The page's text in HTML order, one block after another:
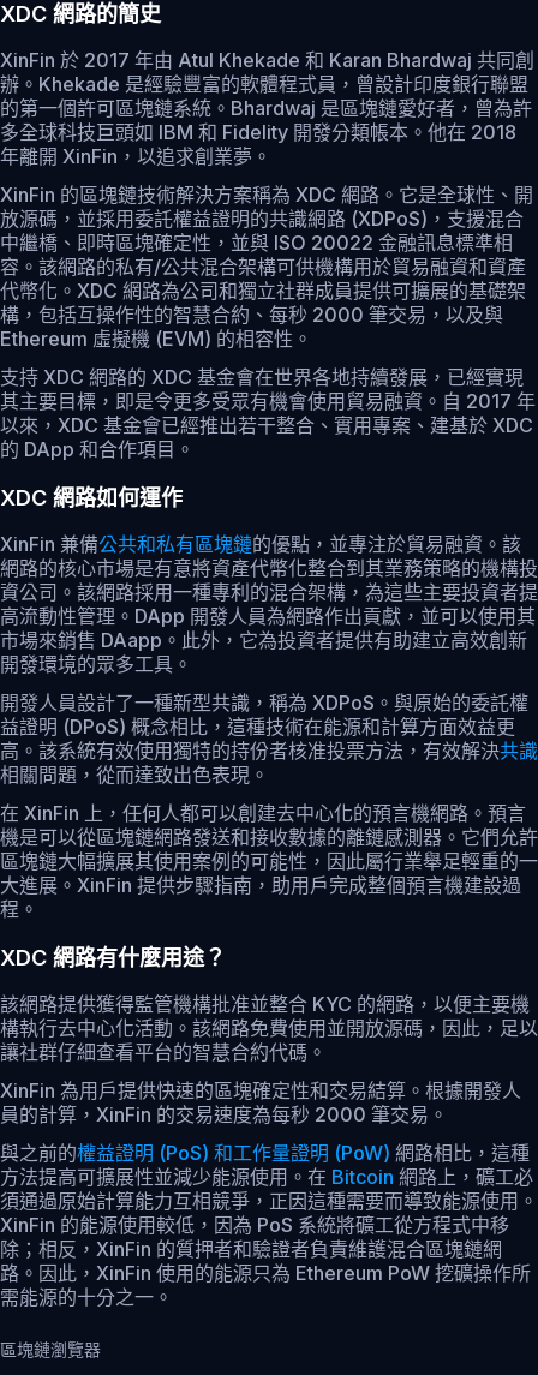
XDC 網路的簡史
XinFin 於 2017 年由 Atul Khekade 和 Karan Bhardwaj 共同創
辦。Khekade 是經驗豐富的軟體程式員，曾設計印度銀行聯盟
的第一個許可區塊鏈系統。Bhardwaj 是區塊鏈愛好者，曾為許
多全球科技巨頭如 IBM 和 Fidelity 開發分類帳本。他在 2018
年離開 XinFin，以追求創業夢。
XinFin 的區塊鏈技術解決方案稱為 XDC 網路。它是全球性、開
放源碼，並採用委託權益證明的共識網路 (XDPoS)，支援混合
中繼橋、即時區塊確定性，並與 ISO 20022 金融訊息標準相
容。該網路的私有/公共混合架構可供機構用於貿易融資和資產
代幣化。XDC 網路為公司和獨立社群成員提供可擴展的基礎架
構，包括互操作性的智慧合約、每秒 2000 筆交易，以及與
Ethereum 虛擬機 (EVM) 的相容性。
支持 XDC 網路的 XDC 基金會在世界各地持續發展，已經實現
其主要目標，即是令更多受眾有機會使用貿易融資。自 2017 年
以來，XDC 基金會已經推出若干整合、實用專案、建基於 XDC
的 DApp 和合作項目。
XDC 網路如何運作
XinFin 兼備公共和私有區塊鏈的優點，並專注於貿易融資。該
網路的核心市場是有意將資產代幣化整合到其業務策略的機構投
資公司。該網路採用一種專利的混合架構，為這些主要投資者提
高流動性管理。DApp 開發人員為網路作出貢獻，並可以使用其
市場來銷售 DAapp。此外，它為投資者提供有助建立高效創新
開發環境的眾多工具。
開發人員設計了一種新型共識，稱為 XDPoS。與原始的委託權
益證明 (DPoS) 概念相比，這種技術在能源和計算方面效益更
高。該系統有效使用獨特的持份者核准投票方法，有效解決共識
相關問題，從而達致出色表現。
在 XinFin 上，任何人都可以創建去中心化的預言機網路。預言
機是可以從區塊鏈網路發送和接收數據的離鏈感測器。它們允許
區塊鏈大幅擴展其使用案例的可能性，因此屬行業舉足輕重的一
大進展。XinFin 提供步驟指南，助用戶完成整個預言機建設過
程。
XDC 網路有什麼用途？
該網路提供獲得監管機構批准並整合 KYC 的網路，以便主要機
構執行去中心化活動。該網路免費使用並開放源碼，因此，足以
讓社群仔細查看平台的智慧合約代碼。
XinFin 為用戶提供快速的區塊確定性和交易結算。根據開發人
員的計算，XinFin 的交易速度為每秒 2000 筆交易。
與之前的權益證明 (PoS) 和工作量證明 (PoW) 網路相比，這種
方法提高可擴展性並減少能源使用。在 Bitcoin 網路上，礦工必
須通過原始計算能力互相競爭，正因這種需要而導致能源使用。
XinFin 的能源使用較低，因為 PoS 系統將礦工從方程式中移
除；相反，XinFin 的質押者和驗證者負責維護混合區塊鏈網
路。因此，XinFin 使用的能源只為 Ethereum PoW 挖礦操作所
需能源的十分之一。
區塊鏈瀏覽器